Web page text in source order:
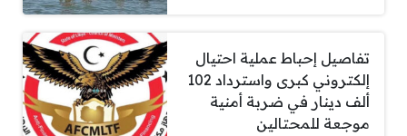
تفاصيل إحباط عملية احتيال
إلكتروني كبرى واسترداد 102
ألف دينار في ضربة أمنية
موجعة للمحتالين